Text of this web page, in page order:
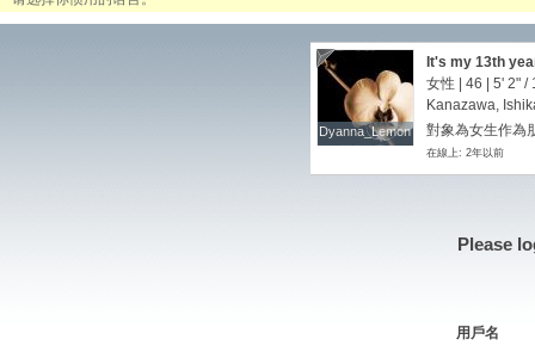
Dyanna_Lemon
Dyanna_Lemon
It's my 13th
staying in
Me more
here！Love it!!
regions
love knowing
chats to all! We
女性 | 46 | 5' 2" /
Kanazawa,
對象為女生作為
在線上: 2年以前
Please
用戶名